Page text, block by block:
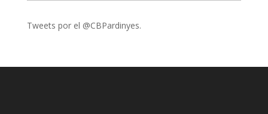
Tweets por el @CBPardinyes.